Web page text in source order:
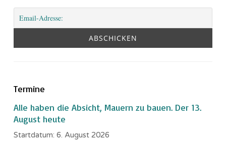
Termine
Alle haben die Absicht, Mauern zu bauen. Der 13.
August heute
Startdatum: 6. August 2026